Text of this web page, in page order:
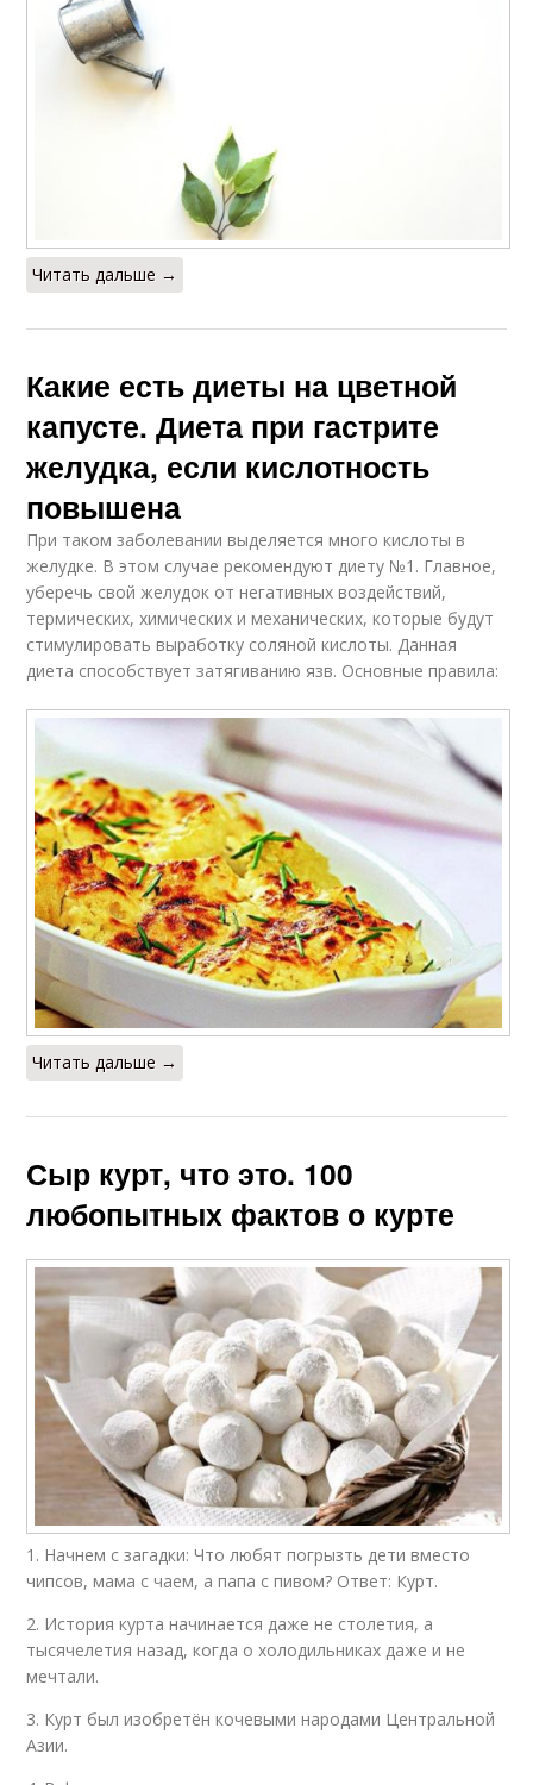
Читать дальше →
Какие есть диеты на цветной
капусте. Диета при гастрите
желудка, если кислотность
повышена
При таком заболевании выделяется много кислоты в
желудке. В этом случае рекомендуют диету №1. Главное,
уберечь свой желудок от негативных воздействий,
термических, химических и механических, которые будут
стимулировать выработку соляной кислоты. Данная
диета способствует затягиванию язв. Основные правила:
Читать дальше →
Сыр курт, что это. 100
любопытных фактов о курте
1. Начнем с загадки: Что любят погрызть дети вместо
чипсов, мама с чаем, а папа с пивом? Ответ: Курт.
2. История курта начинается даже не столетия, а
тысячелетия назад, когда о холодильниках даже и не
мечтали.
3. Курт был изобретён кочевыми народами Центральной
Азии.